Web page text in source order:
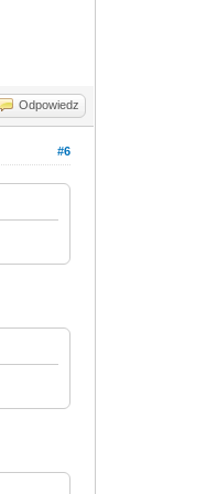
Odpowiedz
#6